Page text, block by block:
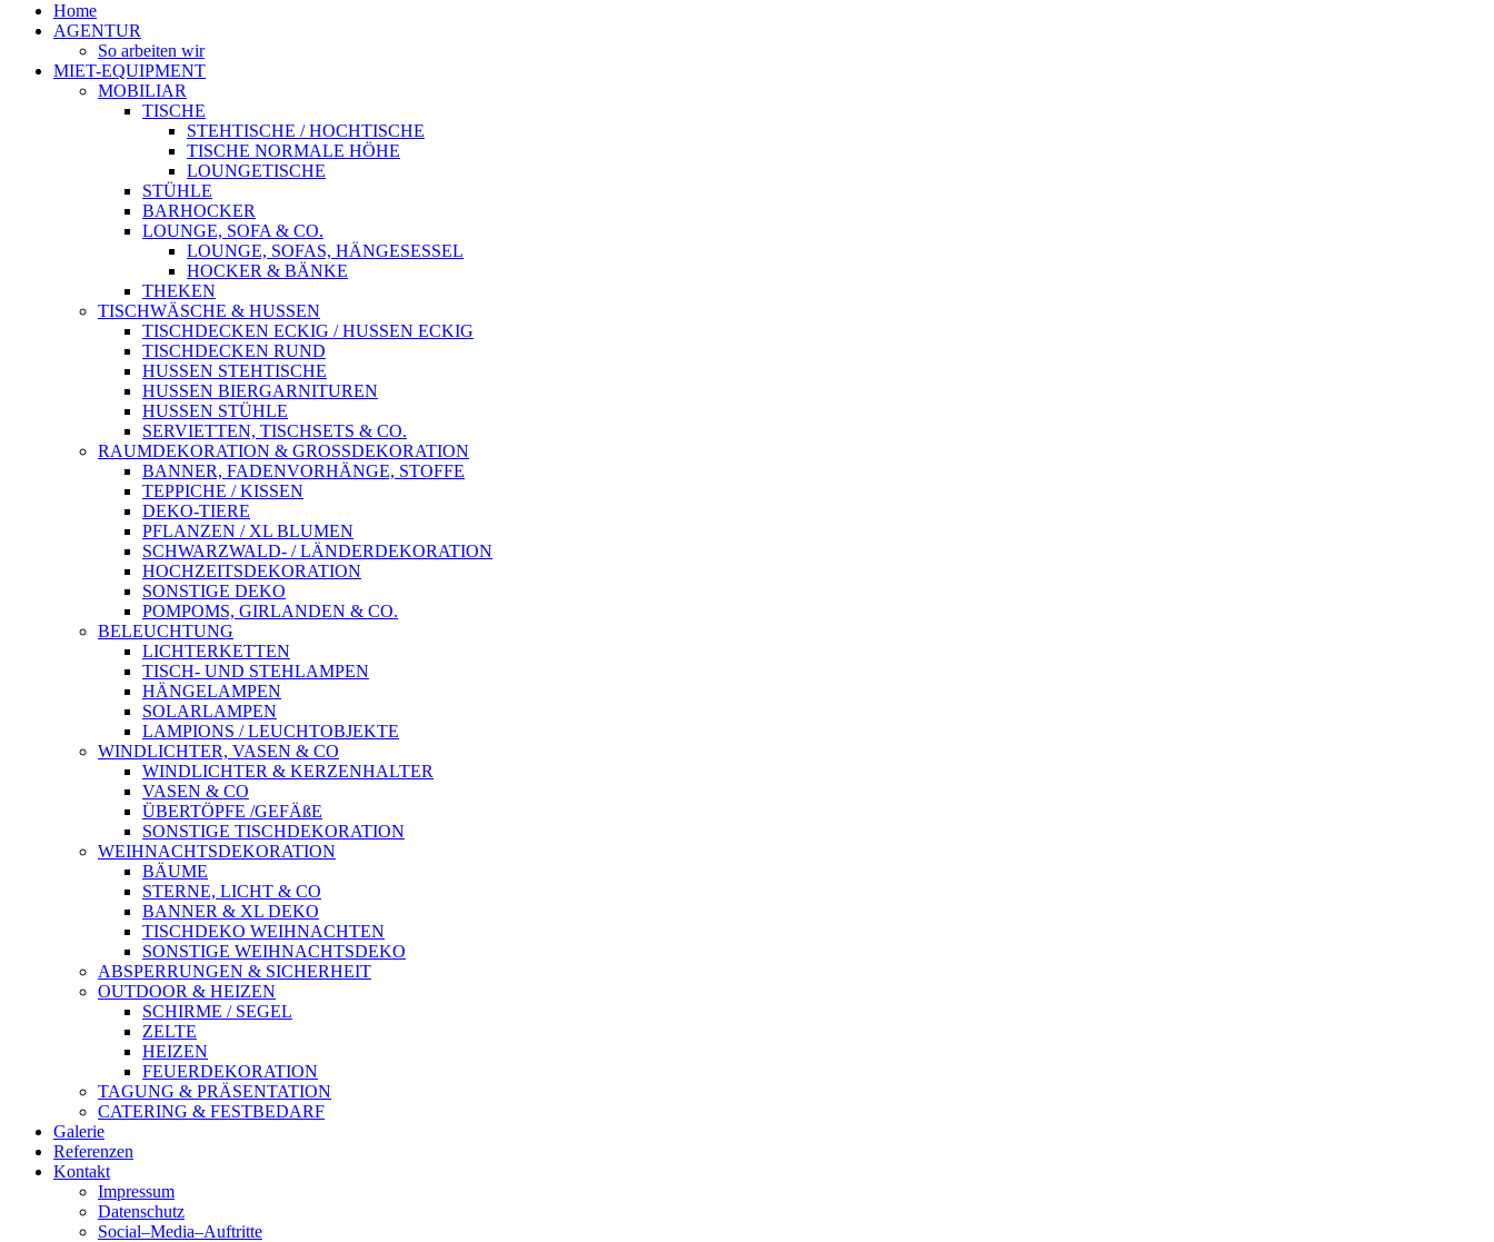
Home
AGENTUR
So arbeiten wir
MIET-EQUIPMENT
MOBILIAR
TISCHE
STEHTISCHE / HOCHTISCHE
TISCHE NORMALE HÖHE
LOUNGETISCHE
STÜHLE
BARHOCKER
LOUNGE, SOFA & CO.
LOUNGE, SOFAS, HÄNGESESSEL
HOCKER & BÄNKE
THEKEN
TISCHWÄSCHE & HUSSEN
TISCHDECKEN ECKIG / HUSSEN ECKIG
TISCHDECKEN RUND
HUSSEN STEHTISCHE
HUSSEN BIERGARNITUREN
HUSSEN STÜHLE
SERVIETTEN, TISCHSETS & CO.
RAUMDEKORATION & GROSSDEKORATION
BANNER, FADENVORHÄNGE, STOFFE
TEPPICHE / KISSEN
DEKO-TIERE
PFLANZEN / XL BLUMEN
SCHWARZWALD- / LÄNDERDEKORATION
HOCHZEITSDEKORATION
SONSTIGE DEKO
POMPOMS, GIRLANDEN & CO.
BELEUCHTUNG
LICHTERKETTEN
TISCH- UND STEHLAMPEN
HÄNGELAMPEN
SOLARLAMPEN
LAMPIONS / LEUCHTOBJEKTE
WINDLICHTER, VASEN & CO
WINDLICHTER & KERZENHALTER
VASEN & CO
ÜBERTÖPFE /GEFÄßE
SONSTIGE TISCHDEKORATION
WEIHNACHTSDEKORATION
BÄUME
STERNE, LICHT & CO
BANNER & XL DEKO
TISCHDEKO WEIHNACHTEN
SONSTIGE WEIHNACHTSDEKO
ABSPERRUNGEN & SICHERHEIT
OUTDOOR & HEIZEN
SCHIRME / SEGEL
ZELTE
HEIZEN
FEUERDEKORATION
TAGUNG & PRÄSENTATION
CATERING & FESTBEDARF
Galerie
Referenzen
Kontakt
Impressum
Datenschutz
Social–Media–Auftritte